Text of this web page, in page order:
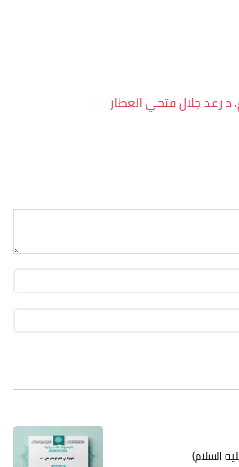
د رعد جلال فتحي العطار
السلام)